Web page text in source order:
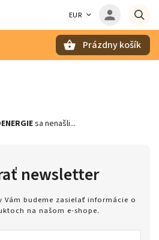
EUR
Prázdny košík
sa nenašli...
newsletter
Vám budeme zasielať informácie o
na našom e-shope.